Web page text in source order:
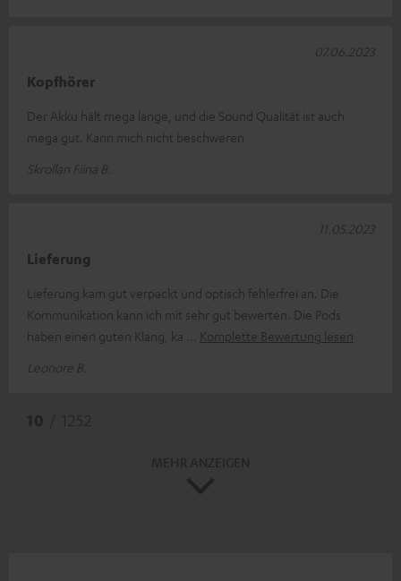
Kopfhörer
Der Akku hält mega lange, und die Sound Qualität ist auch
mega gut. Kann mich nicht beschweren
Skrollan Fiina B.
07.06.2023
Lieferung
Lieferung kam gut verpackt und optisch fehlerfrei an. Die
Kommunikation kann ich mit sehr gut bewerten. Die Pods
haben einen guten Klang, ka
Komplette Bewertung lesen
Leonore B.
11.05.2023